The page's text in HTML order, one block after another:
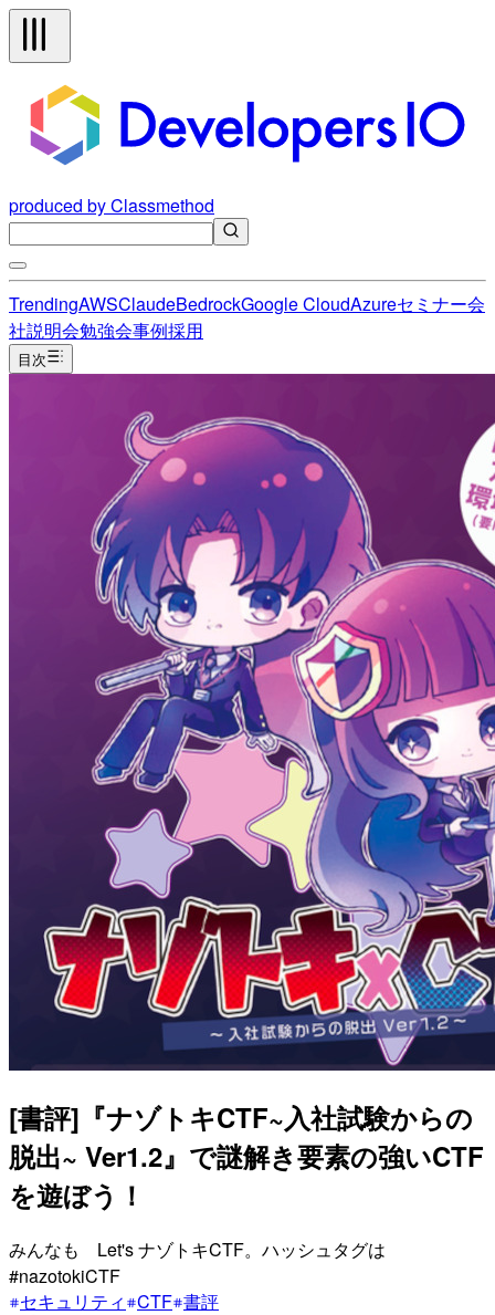
produced by Classmethod
TrendingAWSClaudeBedrockGoogle CloudAzureセミナー会
社説明会勉強会事例採用
目次
[書評]『ナゾトキCTF~入社試験からの
脱出~ Ver1.2』で謎解き要素の強いCTF
を遊ぼう！
みんなも Let's ナゾトキCTF。ハッシュタグは
#nazotokiCTF
セキュリティ CTF 書評